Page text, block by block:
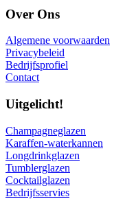
Over Ons
Algemene voorwaarden
Privacybeleid
Bedrijfsprofiel
Contact
Uitgelicht!
Champagneglazen
Karaffen-waterkannen
Longdrinkglazen
Tumblerglazen
Cocktailglazen
Bedrijfsservies